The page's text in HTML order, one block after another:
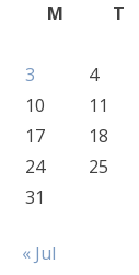
M
T
3
4
10
11
17
18
24
25
31
« Jul